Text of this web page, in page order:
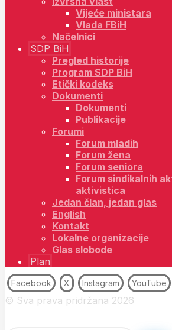
Vijeće ministara
Vlada FBiH
Načelnici
SDP BiH
Pregled historije
Program SDP BiH
Etički kodeks
Dokumenti
Dokumenti
Publikacije
Forumi
Forum mladih
Forum žena
Forum seniora
Forum sindikalnih
aktivistica
Jedan član, jedan glas
English
Kontakt
Lokalne organizacije
Glas slobode
Plan
Facebook X Instagram YouTube
© Sva prava pridržana 2026